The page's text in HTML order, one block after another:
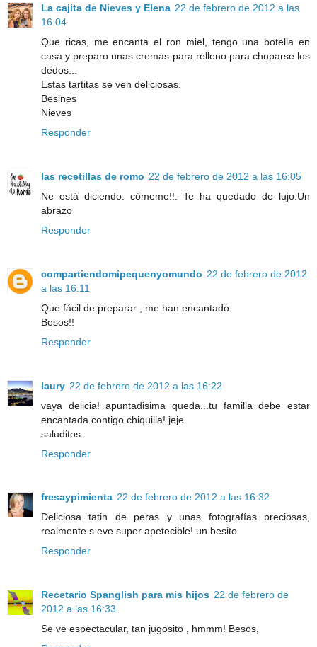
La cajita de Nieves y Elena 22 de febrero de 2012 a las
16:04
Que ricas, me encanta el ron miel, tengo una botella en
casa y preparo unas cremas para relleno para chuparse los
dedos...
Estas tartitas se ven deliciosas.
Besines
Nieves
Responder
las recetillas de romo 22 de febrero de 2012 a las 16:05
Ne está diciendo: cómeme!!. Te ha quedado de lujo.Un
abrazo
Responder
compartiendomipequenyomundo 22 de febrero de 2012
a las 16:11
Que fácil de preparar , me han encantado.
Besos!!
Responder
laury 22 de febrero de 2012 a las 16:22
vaya delicia! apuntadisima queda...tu familia debe estar
encantada contigo chiquilla! jeje
saluditos.
Responder
fresaypimienta 22 de febrero de 2012 a las 16:32
Deliciosa tatin de peras y unas fotografías preciosas,
realmente s eve super apetecible! un besito
Responder
Recetario Spanglish para mis hijos 22 de febrero de
2012 a las 16:33
Se ve espectacular, tan jugosito , hmmm! Besos,